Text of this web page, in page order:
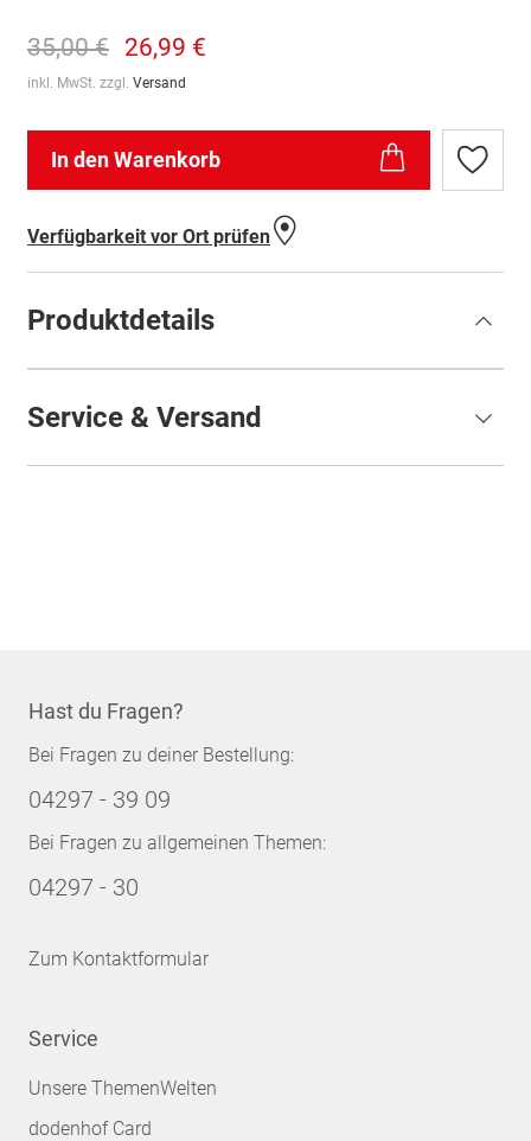
35,00 € 26,99 €
inkl. MwSt. zzgl. Versand
In den Warenkorb
Zur
Verfügbarkeit vor Ort prüfen
Produktdetails
Service & Versand
Hast du Fragen?
Bei Fragen zu deiner Bestellung:
04297 - 39 09
Bei Fragen zu allgemeinen Themen:
04297 - 30
Zum Kontaktformular
Service
Unsere ThemenWelten
dodenhof Card